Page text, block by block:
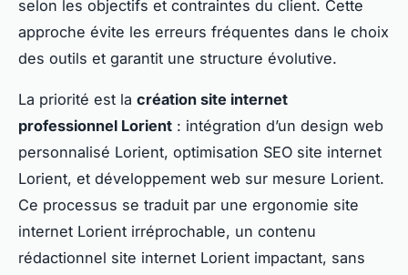
selon les objectifs et contraintes du client. Cette
approche évite les erreurs fréquentes dans le choix
des outils et garantit une structure évolutive.
La priorité est la création site internet
professionnel Lorient : intégration d’un design web
personnalisé Lorient, optimisation SEO site internet
Lorient, et développement web sur mesure Lorient.
Ce processus se traduit par une ergonomie site
internet Lorient irréprochable, un contenu
rédactionnel site internet Lorient impactant, sans